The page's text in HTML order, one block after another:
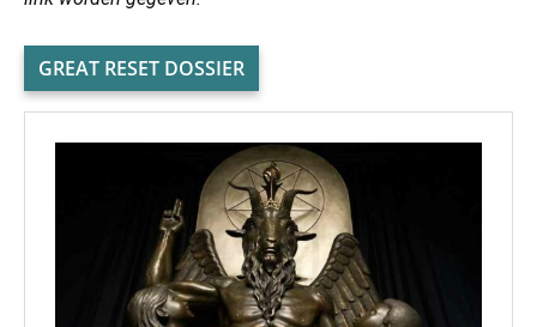
GREAT RESET DOSSIER